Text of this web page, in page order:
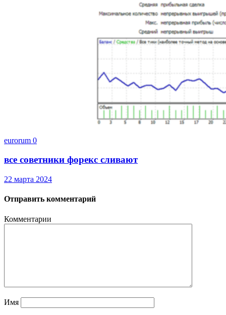
eurorum 0
все советники форекс сливают
22 марта 2024
Отправить комментарий
Комментарии
Имя